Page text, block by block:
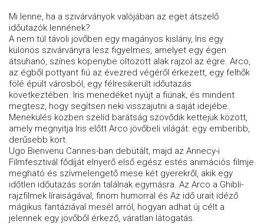
Mi lenne, ha a szivárványok valójában az eget átszelő
időutazók lennének?
A nem túl távoli jövőben egy magányos kislány, Iris egy
különös szivárványra lesz figyelmes, amelyet egy égen
átsuhanó, színes köpenybe öltözött alak rajzol az égre. Arco,
az égből pottyant fiú az évezred végéről érkezett, egy felhők
fölé épült városból, egy félresikerült időutazás
következtében. Iris menedéket nyújt a fiúnak, és mindent
megtesz, hogy segítsen neki visszajutni a saját idejébe.
Menekülés közben szelíd barátság szövődik kettejük között,
amely megnyitja Iris előtt Arco jövőbeli világát: egy emberibb,
derűsebb kort.
Ugo Bienvenu Cannes-ban debütált, majd az Annecy-i
Filmfesztivál fődíját elnyerő első egész estés animációs filmje
megható és szívmelengető mese két gyerekről, akik egy
időtlen időutazás során találnak egymásra. Az Arco a Ghibli-
rajzfilmek líraiságával, finom humorral és Az idő urait idéző
mágikus fantáziával mesél arról, hogyan adhat új célt a
jelennek egy jövőből érkező, váratlan látogatás.